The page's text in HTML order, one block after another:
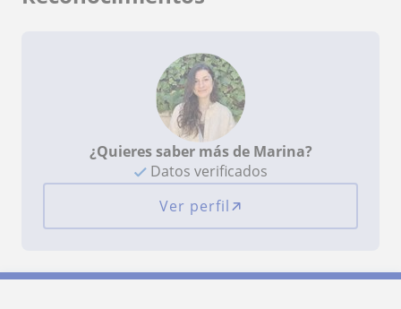
¿Quieres saber más de Marina?
Datos verificados
Ver perfil